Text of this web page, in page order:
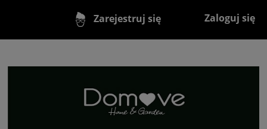
Zarejestruj się Zaloguj się